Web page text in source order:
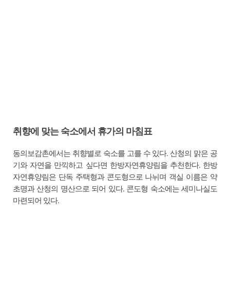
취향에 맞는 숙소에서 휴가의 마침표
동의보감촌에서는 취향별로 숙소를 고를 수 있다. 산청의 맑은 공
기와 자연을 만끽하고 싶다면 한방자연휴양림을 추천한다. 한방
자연휴양림은 단독 주택형과 콘도형으로 나뉘며 객실 이름은 약
초명과 산청의 명산으로 되어 있다. 콘도형 숙소에는 세미나실도
마련되어 있다.